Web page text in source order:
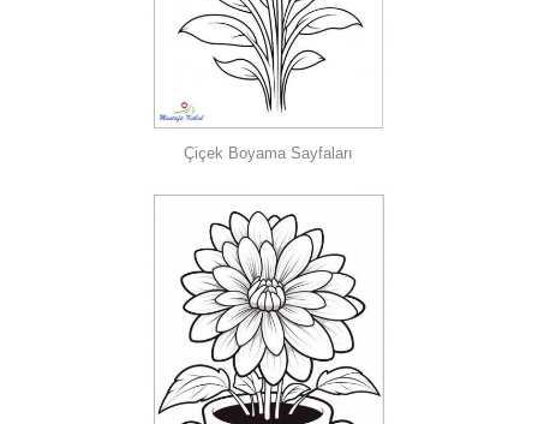
Çiçek Boyama Sayfaları